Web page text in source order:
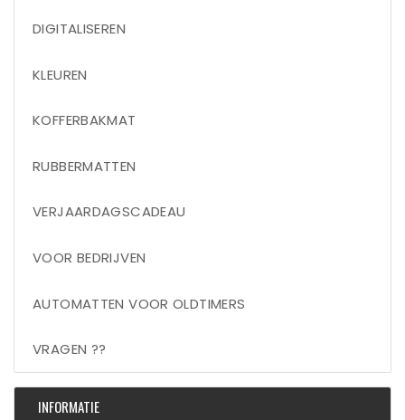
DIGITALISEREN
KLEUREN
KOFFERBAKMAT
RUBBERMATTEN
VERJAARDAGSCADEAU
VOOR BEDRIJVEN
AUTOMATTEN VOOR OLDTIMERS
VRAGEN ??
INFORMATIE